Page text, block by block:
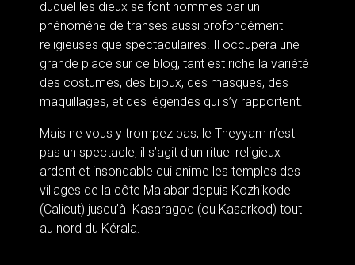
duquel les dieux se font hommes par un
phénomène de transes aussi profondément
religieuses que spectaculaires. Il occupera une
grande place sur ce blog, tant est riche la variété
des costumes, des bijoux, des masques, des
maquillages, et des légendes qui s’y rapportent.
Mais ne vous y trompez pas, le Theyyam n’est
pas un spectacle, il s’agit d’un rituel religieux
ardent et insondable qui anime les temples des
villages de la côte Malabar depuis Kozhikode
(Calicut) jusqu’à Kasaragod (ou Kasarkod) tout
au nord du Kérala.